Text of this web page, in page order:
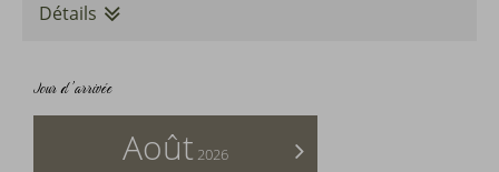
Détails
Jour d’arrivée
>
Août 2026